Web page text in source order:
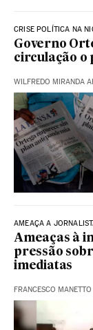
CRISE POLÍTICA NA
Governo
circulação o
WILFREDO MIRANDA
AMEAÇA A
Ameaças à
pressão
imediatas
FRANCESCO MANETTO